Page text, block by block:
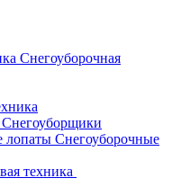
Снегоуборочная
Снегоуборщики
Снегоуборочные
техника